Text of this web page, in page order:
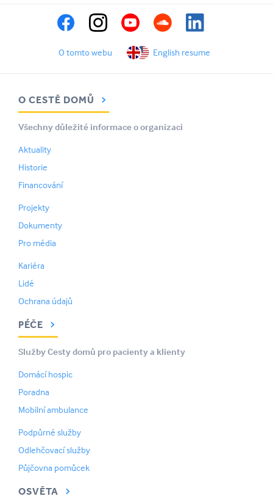
O tomto webu English resume
O CESTĚ DOMŮ
Všechny důležité informace o organizaci
Aktuality
Historie
Financování
Projekty
Dokumenty
Pro média
Kariéra
Lidé
Ochrana údajů
PÉČE
Služby Cesty domů pro pacienty a klienty
Domácí hospic
Poradna
Mobilní ambulance
Podpůrné služby
Odlehčovací služby
Půjčovna pomůcek
OSVĚTA